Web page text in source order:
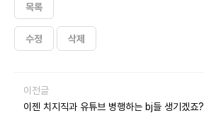
목록
수정 삭제
이전글
이젠 치지직과 유튜브 병행하는 bj들 생기겠죠?